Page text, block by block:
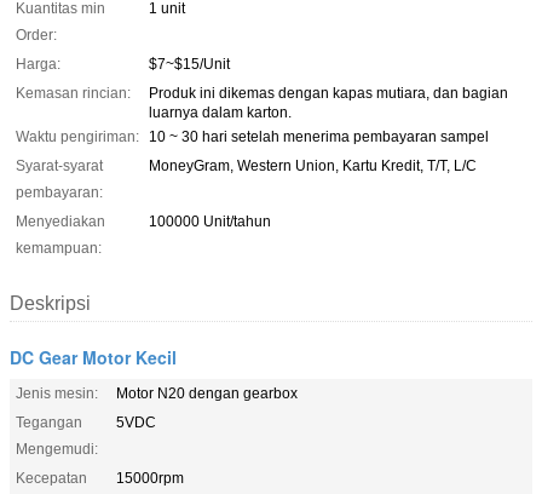
Kuantitas min
Order:
1 unit
Harga:
$7~$15/Unit
Kemasan rincian:
Produk ini dikemas dengan kapas mutiara, dan bagian
luarnya dalam karton.
Waktu pengiriman:
10 ~ 30 hari setelah menerima pembayaran sampel
Syarat-syarat
pembayaran:
MoneyGram, Western Union, Kartu Kredit, T/T, L/C
Menyediakan
kemampuan:
100000 Unit/tahun
Deskripsi
DC Gear Motor Kecil
Jenis mesin:
Motor N20 dengan gearbox
Tegangan
Mengemudi:
5VDC
Kecepatan
15000rpm